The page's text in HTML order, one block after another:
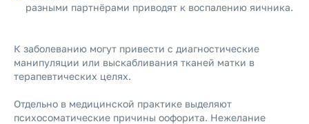
разными партнёрами приводят к воспалению яичника.
К заболеванию могут привести с диагностические
манипуляции или выскабливания тканей матки в
терапевтических целях.
Отдельно в медицинской практике выделяют
психосоматические причины оофорита. Нежелание